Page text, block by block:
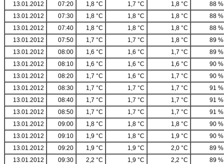
13.01.2012
07:20 1,8 °C 1,7 °C 1,8 °C
88 %
13.01.2012
07:30 1,8 °C 1,8 °C 1,8 °C
88 %
13.01.2012
07:40 1,8 °C 1,8 °C 1,8 °C
88 %
13.01.2012
07:50 1,7 °C 1,7 °C 1,8 °C
89 %
13.01.2012
08:00 1,6 °C 1,6 °C 1,7 °C
89 %
13.01.2012
08:10 1,6 °C 1,6 °C 1,6 °C
90 %
13.01.2012
08:20 1,7 °C 1,6 °C 1,7 °C
90 %
13.01.2012
08:30 1,7 °C 1,7 °C 1,7 °C
91 %
13.01.2012
08:40 1,7 °C 1,7 °C 1,7 °C
91 %
13.01.2012
08:50 1,7 °C 1,7 °C 1,7 °C
91 %
13.01.2012
09:00 1,8 °C 1,8 °C 1,8 °C
90 %
13.01.2012
09:10 1,9 °C 1,8 °C 1,9 °C
90 %
13.01.2012
09:20 1,9 °C 1,9 °C 2,0 °C
89 %
13.01.2012
09:30 2,2 °C 1,9 °C 2,2 °C
89 %